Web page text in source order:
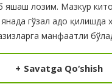
яшаш лозим. Мазкур
гўзал адо қилишда
манфаатли
+ Savatga Qo‘shish